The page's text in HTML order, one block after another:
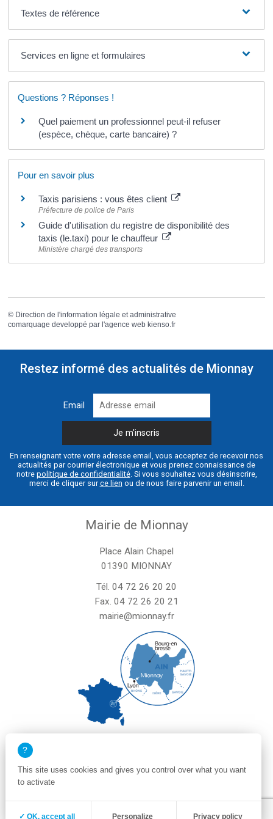
Textes de référence
Services en ligne et formulaires
Questions ? Réponses !
Quel paiement un professionnel peut-il refuser
(espèce, chèque, carte bancaire) ?
Pour en savoir plus
Taxis parisiens : vous êtes client
Préfecture de police de Paris
Guide d'utilisation du registre de disponibilité des
taxis (le.taxi) pour le chauffeur
Ministère chargé des transports
© Direction de l'information légale et administrative
comarquage developpé par l'agence web kienso.fr
Restez informé des actualités de Mionnay
Email
En renseignant votre votre adresse email, vous acceptez de recevoir nos
actualités par courrier électronique et vous prenez connaissance de
notre politique de confidentialité. Si vous souhaitez vous désinscrire,
merci de cliquer surce lien ou de nous faire parvenir un email.
Mairie de Mionnay
Place Alain Chapel
01390 MIONNAY
Tél. 04 72 26 20 20
Fax. 04 72 26 20 21
mairie@mionnay.fr
le vendredi de 8h30 à 12h et de 13h30 à 16h30
un samedi matin sur deux de 8h30 à 12h
Zone membre
Mentions légales
This site uses cookies and gives you control over what you want
to activate
✓ OK, accept all Personalize Privacy policy